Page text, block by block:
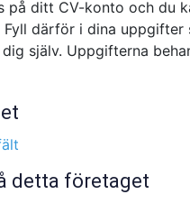
på ditt CV-konto och du
därför i dina
själv. Uppgifterna
detta företaget